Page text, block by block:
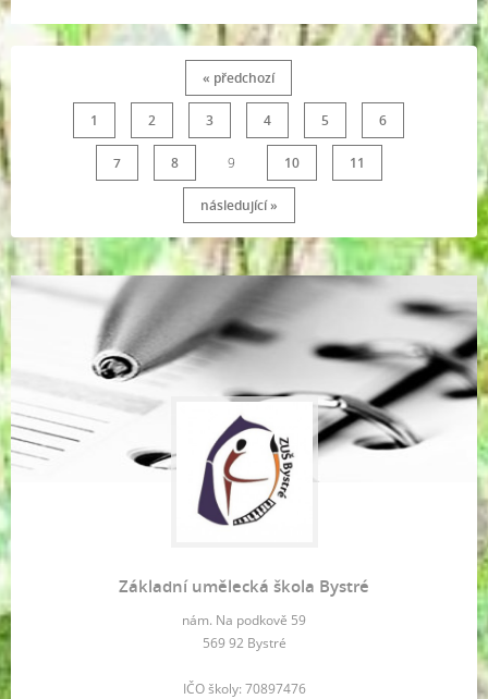
« předchozí
1 2 3 4 5 6
7 8 9 10 11
následující »
Základní umělecká škola Bystré
nám. Na podkově 59
569 92 Bystré
IČO školy: 70897476